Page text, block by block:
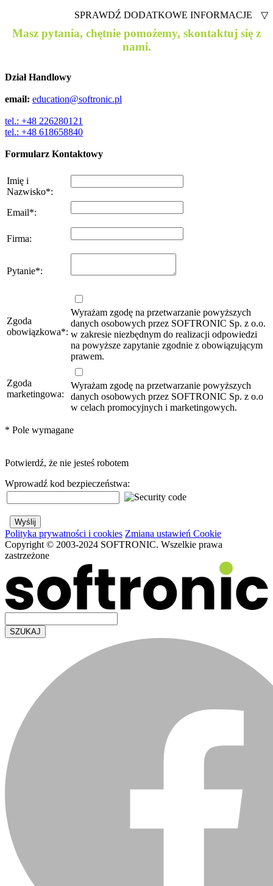
SPRAWDŹ DODATKOWE INFORMACJE ▽
Masz pytania, chętnie pomożemy, skontaktuj się z
nami.
Dział Handlowy
email: education@softronic.pl
tel.: +48 226280121
tel.: +48 618658840
Formularz Kontaktowy
Imię i
Nazwisko*:
Email*:
Firma:
Pytanie*:
Zgoda
obowiązkowa*:
Wyrażam zgodę na przetwarzanie powyższych
danych osobowych przez SOFTRONIC Sp. z o.o.
w zakresie niezbędnym do realizacji odpowiedzi
na powyższe zapytanie zgodnie z obowiązującym
prawem.
Zgoda
marketingowa:
Wyrażam zgodę na przetwarzanie powyższych
danych osobowych przez SOFTRONIC Sp. z o.o
w celach promocyjnych i marketingowych.
* Pole wymagane
Potwierdź, że nie jesteś robotem
Wprowadź kod bezpieczeństwa:
Polityka prywatności i cookies Zmiana ustawień Cookie
Copyright © 2003-2024 SOFTRONIC. Wszelkie prawa
zastrzeżone